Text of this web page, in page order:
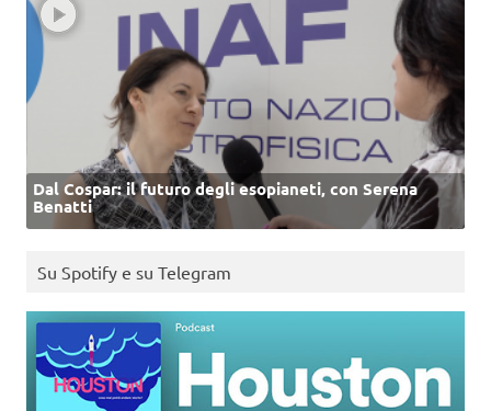
Dal Cospar: il futuro degli esopianeti, con Serena
Benatti
Su Spotify e su Telegram